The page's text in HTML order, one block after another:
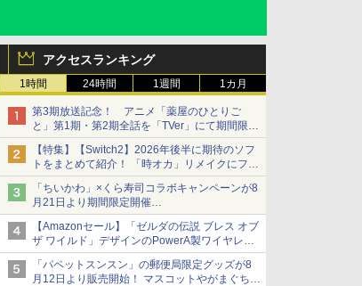
アクセスランキング
1時間 24時間 1週間 1カ月
第3期放送記念！ アニメ「薬屋のひとりご
と」第1期・第2期全話を「TVer」にて期間限定
で順次無料配信開始
【特集】【Switch2】2026年後半に期待のソフ
トをまとめて紹介！ 「時オカ」リメイクにフロ
ム新作も……
「ちいかわ」×くら寿司コラボキャンペーンが8
月21日より期間限定開催
オリジナルの湯呑みや寿司皿が景品に登場！
【Amazonセール】「ゼルダの伝説 ブレス オブ
ザ ワイルド」デザインのPowerA製ワイヤレス
コントローラーがお買い得。Switch2でも使用
可能
「パペットスンスン」の郵便局限定グッズが8
月12日より販売開始！ マスコットやがまぐち、